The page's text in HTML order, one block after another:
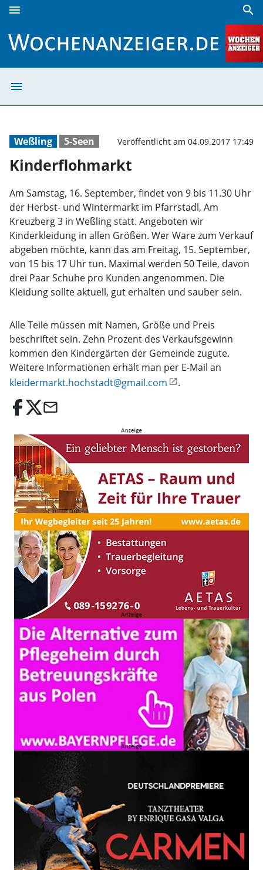
menu search
menu
Weßling 5-Seen Veröffentlicht am 04.09.2017 17:49
Kinderflohmarkt
Am Samstag, 16. September, findet von 9 bis 11.30 Uhr
der Herbst- und Wintermarkt im Pfarrstadl, Am
Kreuzberg 3 in Weßling statt. Angeboten wir
Kinderkleidung in allen Größen. Wer Ware zum Verkauf
abgeben möchte, kann das am Freitag, 15. September,
von 15 bis 17 Uhr tun. Maximal werden 50 Teile, davon
drei Paar Schuhe pro Kunden angenommen. Die
Kleidung sollte aktuell, gut erhalten und sauber sein.
Alle Teile müssen mit Namen, Größe und Preis
beschriftet sein. Zehn Prozent des Verkaufsgewinn
kommen den Kindergärten der Gemeinde zugute.
Weitere Informationen erhält man per E-Mail an
kleidermarkt.hochstadt@gmail.com
.
email